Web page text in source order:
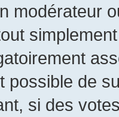
modérateur
possible de
si des